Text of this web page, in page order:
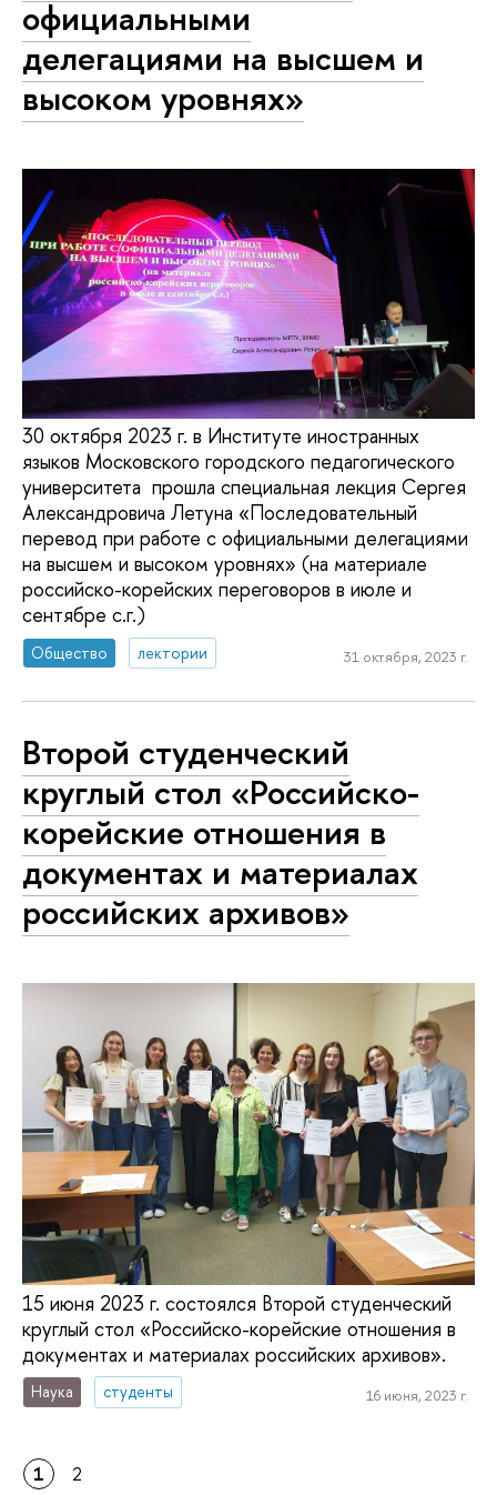
официальными
делегациями на высшем и
высоком уровнях»
30 октября 2023 г. в Институте иностранных
языков Московского городского педагогического
университета прошла специальная лекция Сергея
Александровича Летуна «Последовательный
перевод при работе с официальными делегациями
на высшем и высоком уровнях» (на материале
российско-корейских переговоров в июле и
сентябре с.г.)
Общество лектории 31 октября, 2023 г.
Второй студенческий
круглый стол «Российско-
корейские отношения в
документах и материалах
российских архивов»
15 июня 2023 г. состоялся Второй студенческий
круглый стол «Российско-корейские отношения в
документах и материалах российских архивов».
Наука студенты 16 июня, 2023 г.
1 2